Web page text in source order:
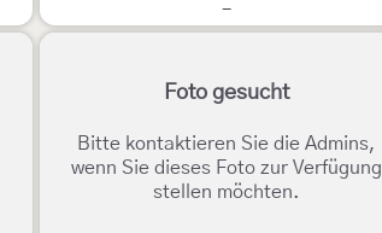
-
Foto gesucht
Bitte kontaktieren Sie die Admins,
wenn Sie dieses Foto zur Verfügung
stellen möchten.